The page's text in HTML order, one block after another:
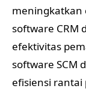
meningkatkan
software CRM
efektivitas
software SCM
efisiensi rantai